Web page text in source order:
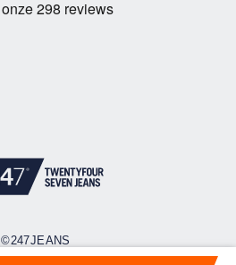
©247JEANS